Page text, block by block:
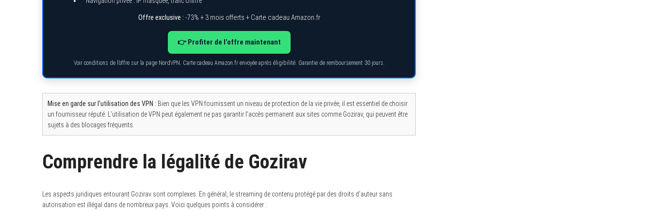
Offre exclusive : -73% + 3 mois offerts + Carte cadeau Amazon.fr
👉 Profiter de l’offre maintenant
Voir conditions de l’offre sur la page NordVPN. Carte cadeau Amazon.fr envoyée après éligibilité. Garantie de remboursement 30 jours.
Mise en garde sur l’utilisation des VPN : Bien que les VPN fournissent un niveau de protection de la vie privée, il est essentiel de choisir
un fournisseur réputé. L’utilisation de VPN peut également ne pas garantir l’accès permanent aux sites comme Gozirav, qui peuvent être
sujets à des blocages fréquents.
Comprendre la légalité de Gozirav
Les aspects juridiques entourant Gozirav sont complexes. En général, le streaming de contenu protégé par des droits d’auteur sans
autorisation est illégal dans de nombreux pays. Voici quelques points à considérer :
S
r
h